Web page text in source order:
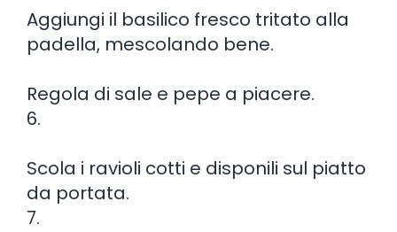
Aggiungi il basilico fresco tritato alla
padella, mescolando bene.
Regola di sale e pepe a piacere.
6.
Scola i ravioli cotti e disponili sul piatto
da portata.
7.